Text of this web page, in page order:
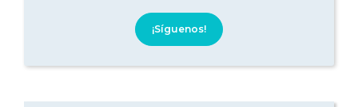
¡Síguenos!